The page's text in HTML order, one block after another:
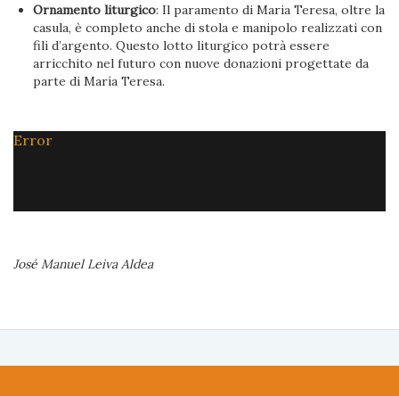
Ornamento liturgico: Il paramento di Maria Teresa, oltre la
casula, è completo anche di stola e manipolo realizzati con
fili d’argento. Questo lotto liturgico potrà essere
arricchito nel futuro con nuove donazioni progettate da
parte di María Teresa.
Error
José Manuel Leiva Aldea